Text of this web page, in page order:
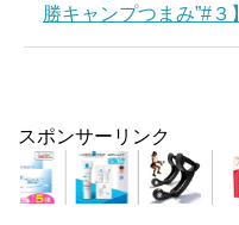
勝キャンプつまみ”#３】
スポンサーリンク